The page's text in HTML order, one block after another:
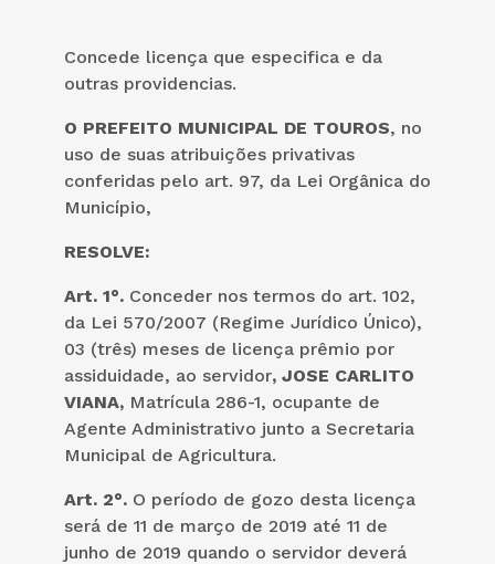
Concede licença que especifica e da
outras providencias.
O PREFEITO MUNICIPAL DE TOUROS, no
uso de suas atribuições privativas
conferidas pelo art. 97, da Lei Orgânica do
Município,
RESOLVE:
Art. 1°. Conceder nos termos do art. 102,
da Lei 570/2007 (Regime Jurídico Único),
03 (três) meses de licença prêmio por
assiduidade, ao servidor, JOSE CARLITO
VIANA, Matrícula 286-1, ocupante de
Agente Administrativo junto a Secretaria
Municipal de Agricultura.
Art. 2°. O período de gozo desta licença
será de 11 de março de 2019 até 11 de
junho de 2019 quando o servidor deverá